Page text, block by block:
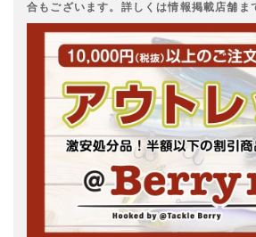
合もございます。詳しくは情報掲載店舗ま